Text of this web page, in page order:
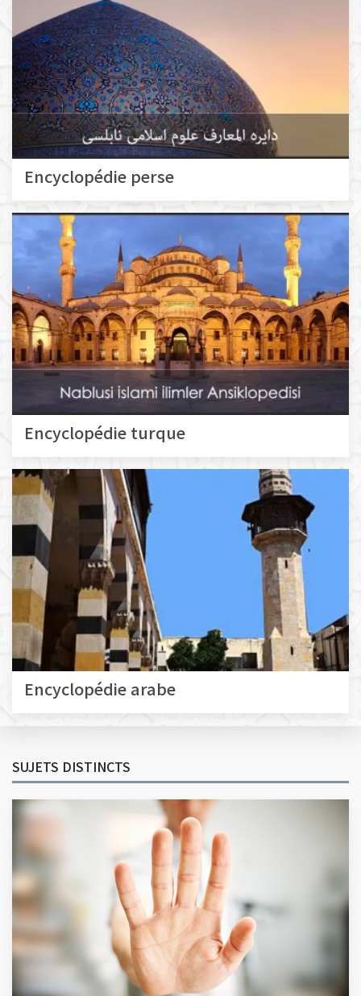
Encyclopédie perse
Encyclopédie turque
Encyclopédie arabe
SUJETS DISTINCTS